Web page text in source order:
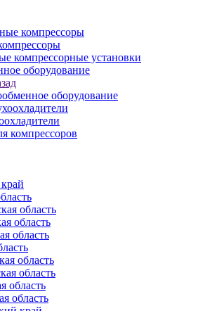
компрессоры
компрессорные установки
оборудование
оборудование
компрессоров
область
область
область
область
область
область
область